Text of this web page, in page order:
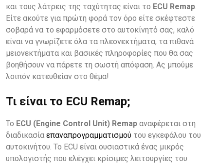
και τους λάτρεις της ταχύτητας είναι το ECU Remap.
Είτε ακούτε για πρώτη φορά τον όρο είτε σκέφτεστε
σοβαρά να το εφαρμόσετε στο αυτοκίνητό σας, καλό
είναι να γνωρίζετε όλα τα πλεονεκτήματα, τα πιθανά
μειονεκτήματα και βασικές πληροφορίες που θα σας
βοηθήσουν να πάρετε τη σωστή απόφαση. Ας μπούμε
λοιπόν κατευθείαν στο θέμα!
Τι είναι το ECU Remap;
Το ECU (Engine Control Unit) Remap αναφέρεται στη
διαδικασία επαναπρογραμματισμού του εγκεφάλου του
αυτοκινήτου. Το ECU είναι ουσιαστικά ένας μικρός
υπολογιστής που ελέγχει κρίσιμες λειτουργίες του